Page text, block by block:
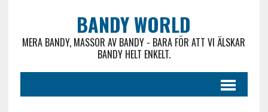
BANDY WORLD
MERA BANDY, MASSOR AV BANDY - BARA FÖR ATT VI ÄLSKAR
BANDY HELT ENKELT.